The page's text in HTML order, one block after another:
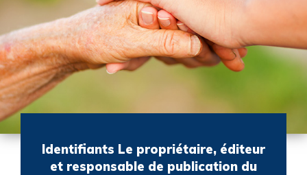
Carrières et recrutement
Actualités
Nous contacter
Personnes agées
Enfants
Identifiants Le propriétaire, éditeur
et responsable de publication du